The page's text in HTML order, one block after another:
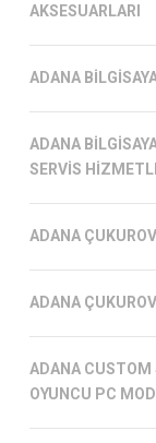
AKSESUARLARI
ADANA
ADANA
SERVIS
ADANA
ADANA
ADANA CUSTOM
OYUNCU PC